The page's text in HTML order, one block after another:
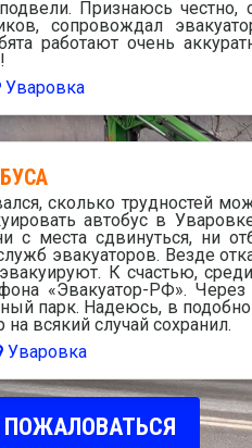
Признаюсь
сопровождал
работают очень
Уваровка
сколько трудностей
автобус в
с места сдвинуться, ни
эвакуаторов. Везде
К счастью,
«Эвакуатор-РФ».
парк. Надеюсь, в
всякий случай сохранил.
Уваровка
ПОЖАЛОВАТЬСЯ